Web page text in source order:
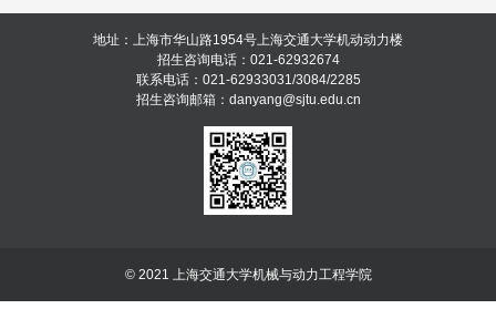
地址：上海市华山路1954号上海交通大学机动动力楼
招生咨询电话：021-62932674
联系电话：021-62933031/3084/2285
招生咨询邮箱：danyang@sjtu.edu.cn
© 2021 上海交通大学机械与动力工程学院